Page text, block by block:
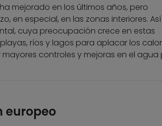
mejorado en los últimos años, pero
en especial, en las zonas interiores.
cuya preocupación crece en estas
ríos y lagos para aplacar los
controles y mejoras en el agua
europeo